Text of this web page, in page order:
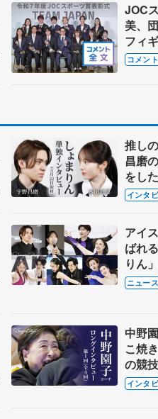
JOC
美、
フィ
ツを
スポ
コメン
推し
昌磨
をし
インタ
アイ
ばれ
りん
国内
ニュース
中野
こ焼
の競
織の
インタ